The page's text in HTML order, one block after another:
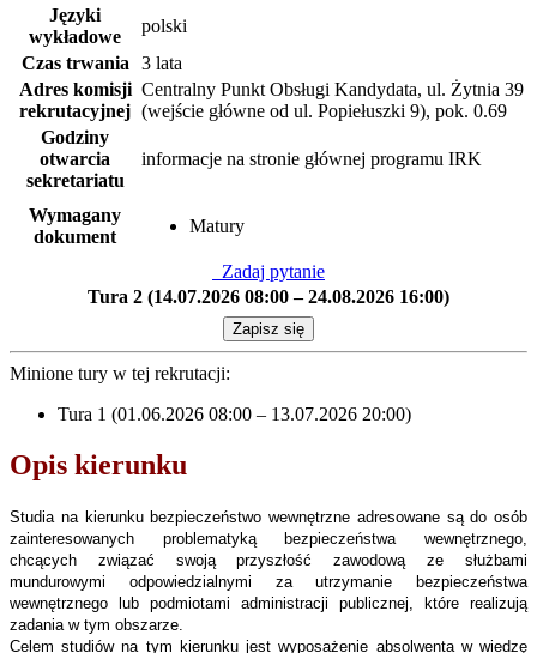
Języki
wykładowe
polski
Czas trwania
3 lata
Adres komisji
rekrutacyjnej
Centralny Punkt Obsługi Kandydata, ul. Żytnia 39
(wejście główne od ul. Popiełuszki 9), pok. 0.69
Godziny
otwarcia
sekretariatu
informacje na stronie głównej programu IRK
Wymagany
dokument
Matury
Zadaj pytanie
Tura 2 (14.07.2026 08:00 – 24.08.2026 16:00)
Zapisz się
Minione tury w tej rekrutacji:
Tura 1 (01.06.2026 08:00 – 13.07.2026 20:00)
Opis kierunku
Studia na kierunku bezpieczeństwo wewnętrzne adresowane są do osób
zainteresowanych problematyką bezpieczeństwa wewnętrznego,
chcących związać swoją przyszłość zawodową ze służbami
mundurowymi odpowiedzialnymi za utrzymanie bezpieczeństwa
wewnętrznego lub podmiotami administracji publicznej, które realizują
zadania w tym obszarze.
Celem studiów na tym kierunku jest wyposażenie absolwenta w wiedzę